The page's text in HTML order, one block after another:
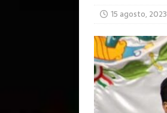
15 agosto, 2023